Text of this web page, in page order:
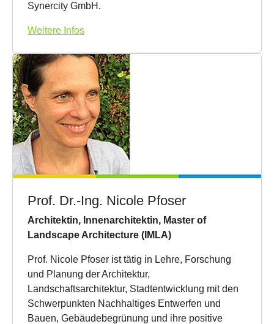
Synercity GmbH.
Weitere Infos
Prof. Dr.-Ing. Nicole Pfoser
Architektin, Innenarchitektin, Master of
Landscape Architecture (IMLA)
Prof. Nicole Pfoser ist tätig in Lehre, Forschung
und Planung der Architektur,
Landschaftsarchitektur, Stadtentwicklung mit den
Schwerpunkten Nachhaltiges Entwerfen und
Bauen, Gebäudebegrünung und ihre positive